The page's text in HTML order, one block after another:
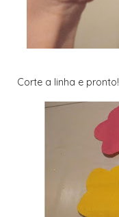
Corte a linha e pronto!